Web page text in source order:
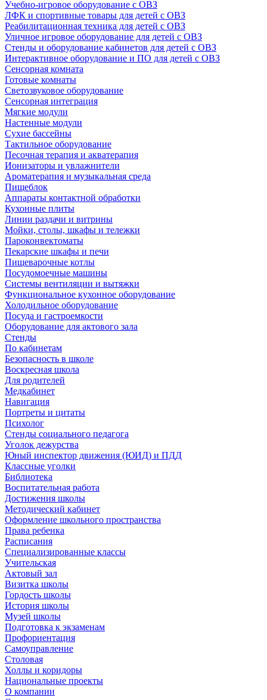
Учебно-игровое оборудование с ОВЗ
ЛФК и спортивные товары для детей с ОВЗ
Реабилитационная техника для детей с ОВЗ
Уличное игровое оборудование для детей с ОВЗ
Стенды и оборудование кабинетов для детей с ОВЗ
Интерактивное оборудование и ПО для детей с ОВЗ
Сенсорная комната
Готовые комнаты
Светозвуковое оборудование
Сенсорная интеграция
Мягкие модули
Настенные модули
Сухие бассейны
Тактильное оборудование
Песочная терапия и акватерапия
Ионизаторы и увлажнители
Ароматерапия и музыкальная среда
Пищеблок
Аппараты контактной обработки
Кухонные плиты
Линии раздачи и витрины
Мойки, столы, шкафы и тележки
Пароконвектоматы
Пекарские шкафы и печи
Пищеварочные котлы
Посудомоечные машины
Системы вентиляции и вытяжки
Функциональное кухонное оборудование
Холодильное оборудование
Посуда и гастроемкости
Оборудование для актового зала
Стенды
По кабинетам
Безопасность в школе
Воскресная школа
Для родителей
Медкабинет
Навигация
Портреты и цитаты
Психолог
Стенды социального педагога
Уголок дежурства
Юный инспектор движения (ЮИД) и ПДД
Классные уголки
Библиотека
Воспитательная работа
Достижения школы
Методический кабинет
Оформление школьного пространства
Права ребенка
Расписания
Специализированные классы
Учительская
Актовый зал
Визитка школы
Гордость школы
История школы
Музей школы
Подготовка к экзаменам
Профориентация
Самоуправление
Столовая
Холлы и коридоры
Национальные проекты
О компании